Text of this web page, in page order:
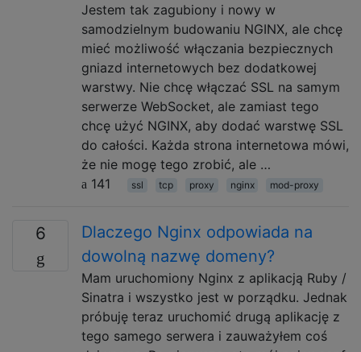
Jestem tak zagubiony i nowy w
samodzielnym budowaniu NGINX, ale chcę
mieć możliwość włączania bezpiecznych
gniazd internetowych bez dodatkowej
warstwy. Nie chcę włączać SSL na samym
serwerze WebSocket, ale zamiast tego
chcę użyć NGINX, aby dodać warstwę SSL
do całości. Każda strona internetowa mówi,
że nie mogę tego zrobić, ale …
141
ssl tcp proxy nginx mod-proxy
6
Dlaczego Nginx odpowiada na
dowolną nazwę domeny?
Mam uruchomiony Nginx z aplikacją Ruby /
Sinatra i wszystko jest w porządku. Jednak
próbuję teraz uruchomić drugą aplikację z
tego samego serwera i zauważyłem coś